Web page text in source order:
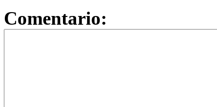
Comentario: